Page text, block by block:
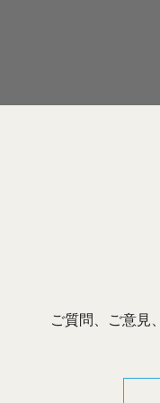
ご質問、ご意見